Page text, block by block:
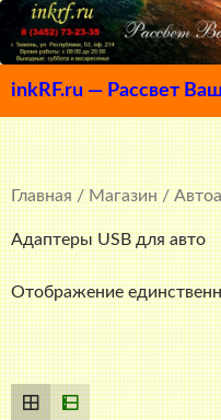
inkRF.ru — Рассвет
К
СОДЕРЖИМОМУ
Главная/Магазин/
Адаптеры USB для авто
Отображение